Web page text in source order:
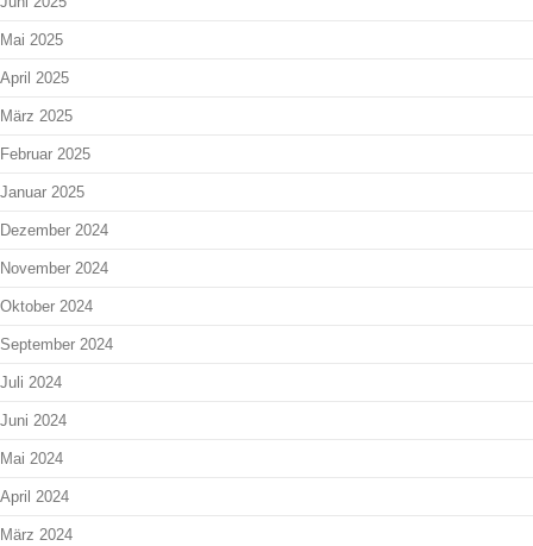
Mai 2025
April 2025
März 2025
Februar 2025
Januar 2025
Dezember 2024
November 2024
Oktober 2024
September 2024
Juli 2024
Juni 2024
Mai 2024
April 2024
März 2024